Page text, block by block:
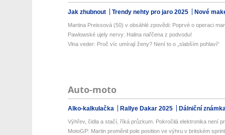
Jak zhubnout Trendy nehty pro jaro 2025 Nové
Martina Preissová (50) v obsáhlé zpovědi: Poprvé o operaci
Pawlowské ujely nervy: Halina nařčena z podvodu!
Vlna veder: Proč víc umírají ženy? Není to o „slabším pohlaví“
Auto-moto
Alko-kalkulačka Rallye Dakar 2025 Dálniční
Výhřev, čidla a stačí, říká průzkum. Pokročilá elektronika není
MotoGP: Martin proměnil pole position ve výhru v britském